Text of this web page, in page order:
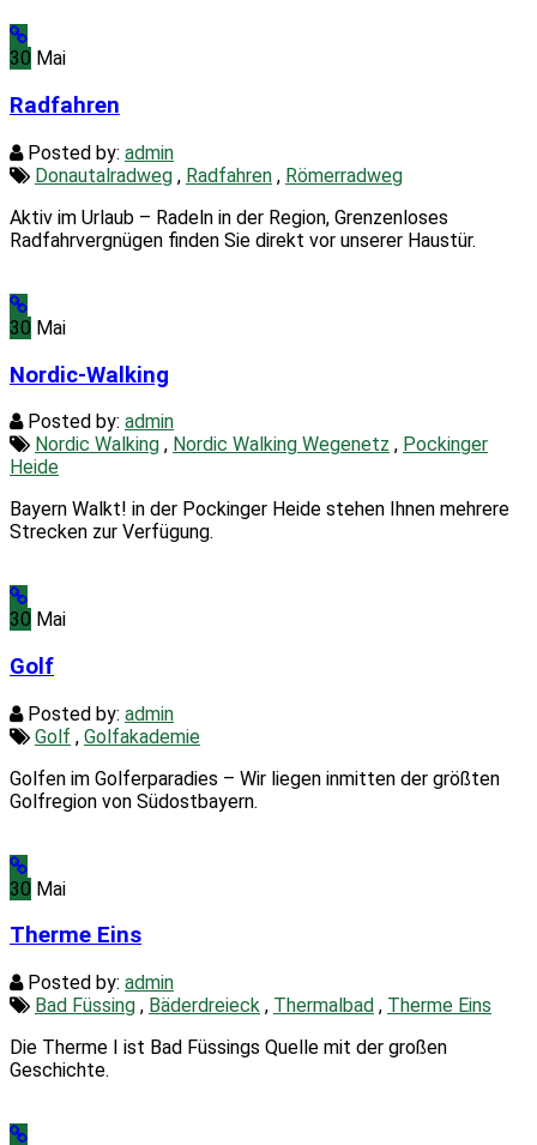
30 Mai
Radfahren
Posted by: admin
Donautalradweg , Radfahren , Römerradweg
Aktiv im Urlaub – Radeln in der Region, Grenzenloses
Radfahrvergnügen finden Sie direkt vor unserer Haustür.
30 Mai
Nordic-Walking
Posted by: admin
Nordic Walking , Nordic Walking Wegenetz , Pockinger
Heide
Bayern Walkt! in der Pockinger Heide stehen Ihnen mehrere
Strecken zur Verfügung.
30 Mai
Golf
Posted by: admin
Golf , Golfakademie
Golfen im Golferparadies – Wir liegen inmitten der größten
Golfregion von Südostbayern.
30 Mai
Therme Eins
Posted by: admin
Bad Füssing , Bäderdreieck , Thermalbad , Therme Eins
Die Therme I ist Bad Füssings Quelle mit der großen
Geschichte.